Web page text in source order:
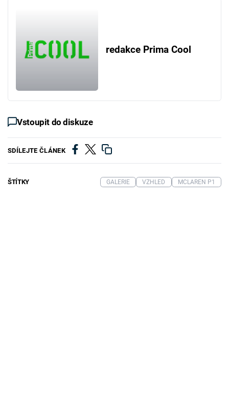
redakce Prima Cool
Vstoupit do diskuze
SDÍLEJTE ČLÁNEK
ŠTÍTKY GALERIE VZHLED MCLAREN P1